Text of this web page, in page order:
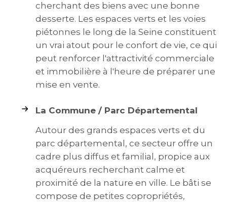
cherchant des biens avec une bonne
desserte. Les espaces verts et les voies
piétonnes le long de la Seine constituent
un vrai atout pour le confort de vie, ce qui
peut renforcer l'attractivité commerciale
et immobilière à l'heure de préparer une
mise en vente.
La Commune / Parc Départemental
Autour des grands espaces verts et du
parc départemental, ce secteur offre un
cadre plus diffus et familial, propice aux
acquéreurs recherchant calme et
proximité de la nature en ville. Le bâti se
compose de petites copropriétés,